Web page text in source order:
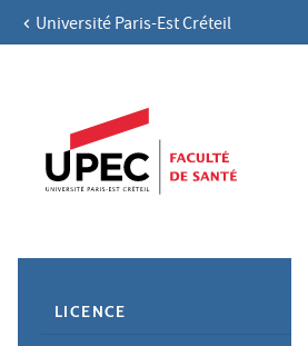
Aller au contenu
Navigation secondaire
Université Paris-Est Créteil
LICENCE